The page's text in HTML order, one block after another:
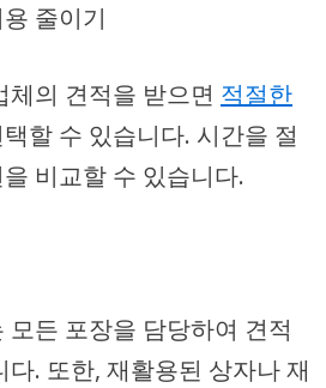
줄이기
의 견적을 받으면 적절한
할 수 있습니다. 시간을 절
비교할 수 있습니다.
든 포장을 담당하여 견적
. 또한, 재활용된 상자나 재